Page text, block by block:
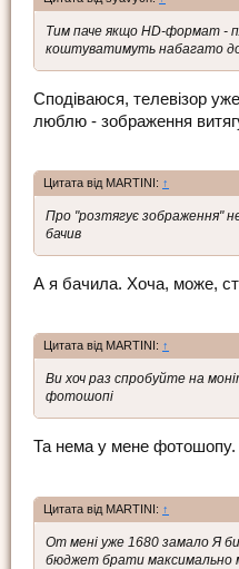
Тим паче якщо HD-формат -
коштуватимуть набагато
Сподіваюся, телевізор
люблю - зображення
Цитата від MARTINI: ↑
Про "розтягує зображення"
бачив
А я бачила. Хоча, може,
Цитата від MARTINI: ↑
Ви хоч раз спробуйте на
фотошопі
Та нема у мене фотошопу.
Цитата від MARTINI: ↑
От мені уже 1680 замало Я
бюджет брати максимально